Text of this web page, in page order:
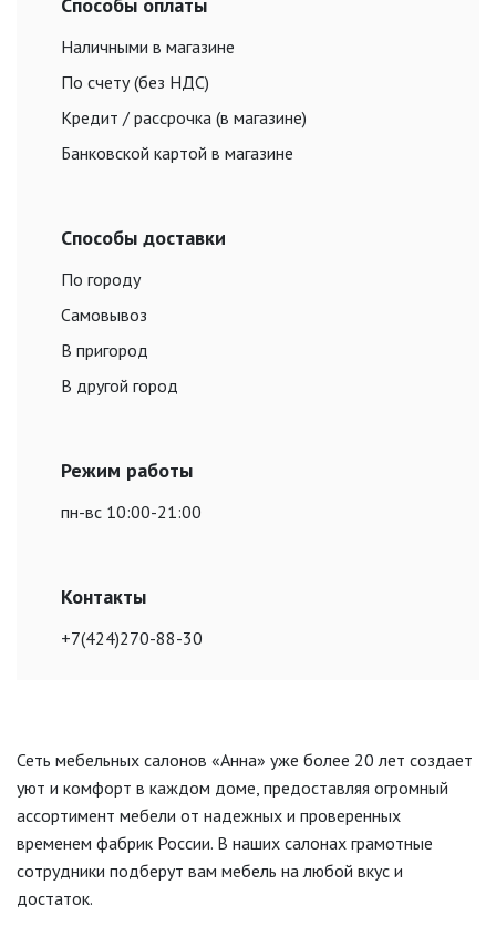
Способы оплаты
Наличными в магазине
По счету (без НДС)
Кредит / рассрочка (в магазине)
Банковской картой в магазине
Способы доставки
По городу
Самовывоз
В пригород
В другой город
Режим работы
пн-вс 10:00-21:00
Контакты
+7(424)270-88-30
Сеть мебельных салонов «Анна» уже более 20 лет создает
уют и комфорт в каждом доме, предоставляя огромный
ассортимент мебели от надежных и проверенных
временем фабрик России. В наших салонах грамотные
сотрудники подберут вам мебель на любой вкус и
достаток.